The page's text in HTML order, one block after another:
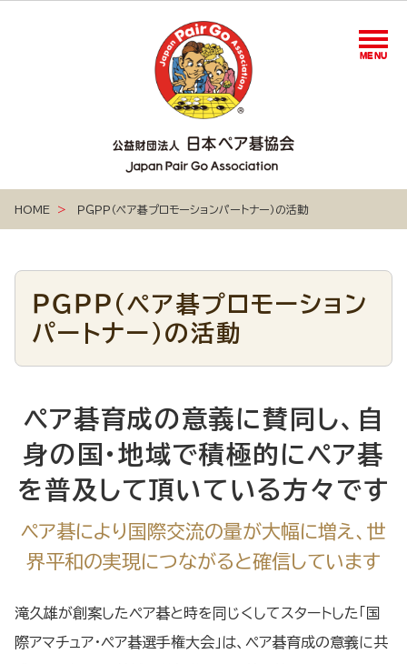
MENU
HOME ＰＧＰＰ（ペア碁プロモーションパートナー）の活動
MENU
ペア碁プロモーション
パートナーの活動
ＰＧＰＰ（ペア碁プロモーション
パートナー）の活動
ペア碁育成の意義に賛同し、自
身の国・地域で積極的にペア碁
を普及して頂いている方々 です
ペア碁により国際交流の量が大幅に増え、世
界平和の実現につながると確信しています
滝久雄が創案したペア碁と時を同じくしてスタートした「国
際アマチュア・ペア碁選手権大会」は、ペア碁育成の意義に共